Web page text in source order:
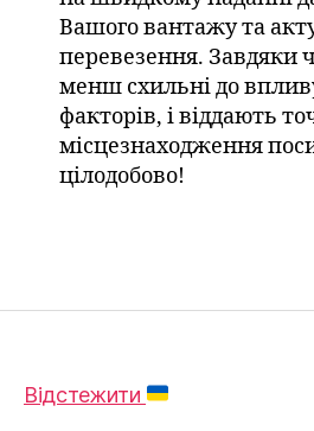
Вашого вантажу та
перевезення. Завдяки
менш схильні до
факторів, і віддають
місцезнаходження
цілодобово!
Відстежити